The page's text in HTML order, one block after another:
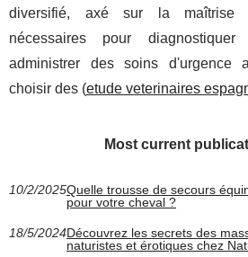
diversifié, axé sur la maîtrise
nécessaires pour
administrer des soins d'urgence
choisir des (etude veterinaires
Most current
10/2/2025Quelle trousse de secours
pour votre cheval ?
18/5/2024Découvrez les secrets des
naturistes et érotiques chez